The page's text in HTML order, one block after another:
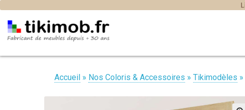
Accueil » Nos Coloris & Accessoires » Tikimodèles »